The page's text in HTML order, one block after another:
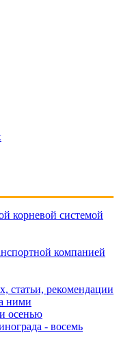
корневой системой
компанией
статьи, рекомендации
ними
осенью
- восемь